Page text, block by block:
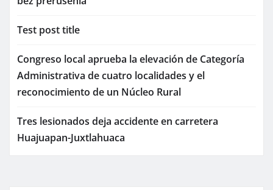
Test post title
Congreso local aprueba la elevación de Categoría
Administrativa de cuatro localidades y el
reconocimiento de un Núcleo Rural
Tres lesionados deja accidente en carretera
Huajuapan-Juxtlahuaca